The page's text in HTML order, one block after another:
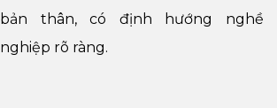
bản thân, có định hướng nghề
nghiệp rõ ràng.